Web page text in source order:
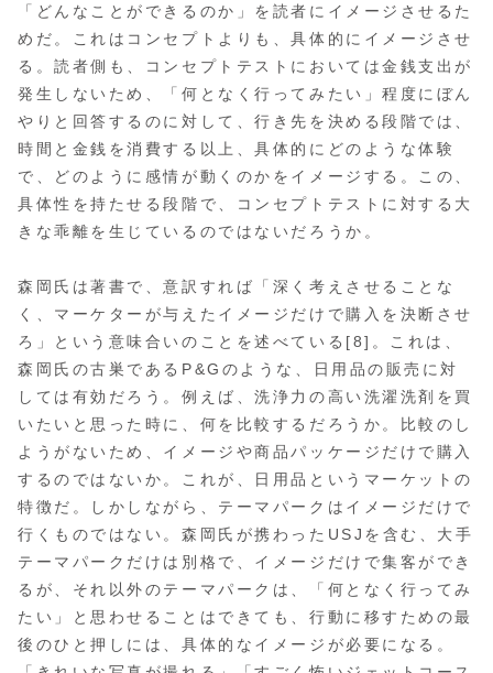
「どんなことができるのか」を読者にイメージさせるた
めだ。これはコンセプトよりも、具体的にイメージさせ
る。読者側も、コンセプトテストにおいては金銭支出が
発生しないため、「何となく行ってみたい」程度にぼん
やりと回答するのに対して、行き先を決める段階では、
時間と金銭を消費する以上、具体的にどのような体験
で、どのように感情が動くのかをイメージする。この、
具体性を持たせる段階で、コンセプトテストに対する大
きな乖離を生じているのではないだろうか。
森岡氏は著書で、意訳すれば「深く考えさせることな
く、マーケターが与えたイメージだけで購入を決断させ
ろ」という意味合いのことを述べている[8]。これは、
森岡氏の古巣であるP&Gのような、日用品の販売に対
しては有効だろう。例えば、洗浄力の高い洗濯洗剤を買
いたいと思った時に、何を比較するだろうか。比較のし
ようがないため、イメージや商品パッケージだけで購入
するのではないか。これが、日用品というマーケットの
特徴だ。しかしながら、テーマパークはイメージだけで
行くものではない。森岡氏が携わったUSJを含む、大手
テーマパークだけは別格で、イメージだけで集客ができ
るが、それ以外のテーマパークは、「何となく行ってみ
たい」と思わせることはできても、行動に移すための最
後のひと押しには、具体的なイメージが必要になる。